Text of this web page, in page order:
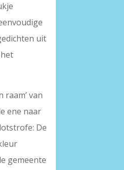
uit
van
ene naar
De
gemeente